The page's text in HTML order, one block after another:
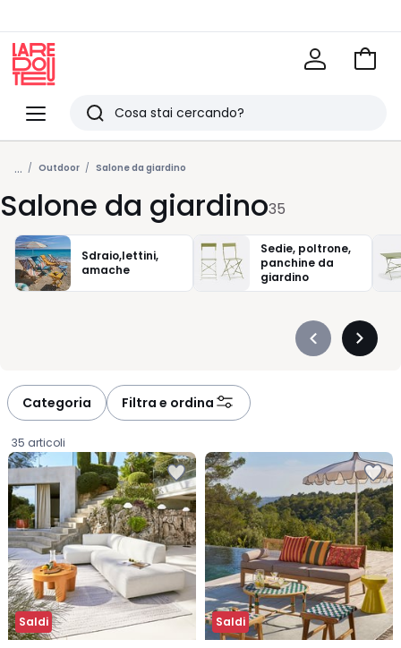
Menu
Redoute
Ricerca
Ultimi
articoli
visti
Vai
... Outdoor Salone da giardino
Salone da giardino35
Sdraio,lettini,
amache
Sedie, poltrone,
panchine da
giardino
Précédent
Categoria Filtra e ordina
35 articoli
Saldi Saldi